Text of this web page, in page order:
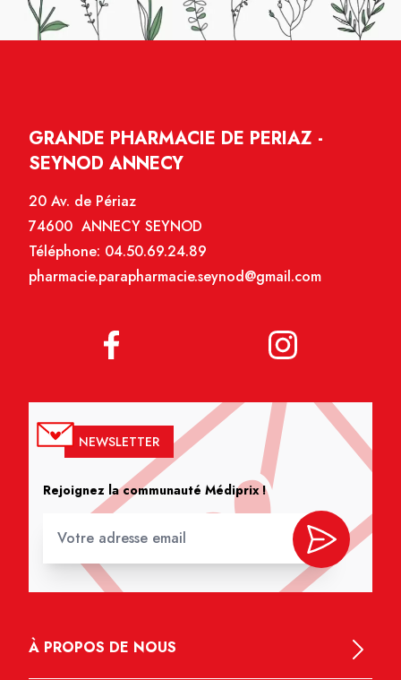
GRANDE PHARMACIE DE PERIAZ -
SEYNOD ANNECY
20 Av. de Périaz
74600 ANNECY SEYNOD
Téléphone: 04.50.69.24.89
pharmacie.parapharmacie.seynod@gmail.com
NEWSLETTER
Rejoignez la communauté Médiprix !
À PROPOS DE NOUS